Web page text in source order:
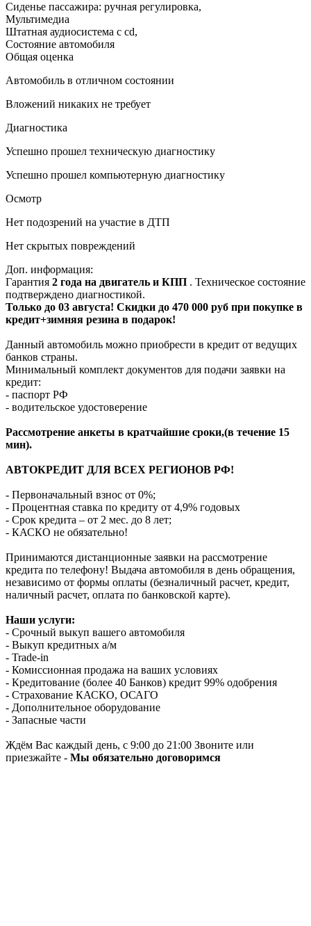
Сиденье пассажира: ручная регулировка,
Мультимедиа
Штатная аудиосистема с cd,
Состояние автомобиля
Общая оценка
Автомобиль в отличном состоянии
Вложений никаких не требует
Диагностика
Успешно прошел техническую диагностику
Успешно прошел компьютерную диагностику
Осмотр
Нет подозрений на участие в ДТП
Нет скрытых повреждений
Доп. информация:
Гарантия 2 года на двигатель и КПП . Техническое состояние
подтверждено диагностикой.
Только до 03 августа! Скидки до 470 000 руб при покупке в
кредит+зимняя резина в подарок!
Данный автомобиль можно приобрести в кредит от ведущих
банков страны.
Минимальный комплект документов для подачи заявки на
кредит:
- паспорт РФ
- водительское удостоверение
Рассмотрение анкеты в кратчайшие сроки,(в течение 15
мин).
АВТОКРЕДИТ ДЛЯ ВСЕХ РЕГИОНОВ РФ!
- Первоначальный взнос от 0%;
- Процентная ставка по кредиту от 4,9% годовых
- Срок кредита – от 2 мес. до 8 лет;
- КАСКО не обязательно!
Принимаются дистанционные заявки на рассмотрение
кредита по телефону! Выдача автомобиля в день обращения,
независимо от формы оплаты (безналичный расчет, кредит,
наличный расчет, оплата по банковской карте).
Наши услуги:
- Срочный выкуп вашего автомобиля
- Выкуп кредитных а/м
- Trade-in
- Комиссионная продажа на ваших условиях
- Кредитование (более 40 Банков) кредит 99% одобрения
- Страхование КАСКО, ОСАГО
- Дополнительное оборудование
- Запасные части
Ждём Вас каждый день, с 9:00 до 21:00 Звоните или
приезжайте - Мы обязательно договоримся